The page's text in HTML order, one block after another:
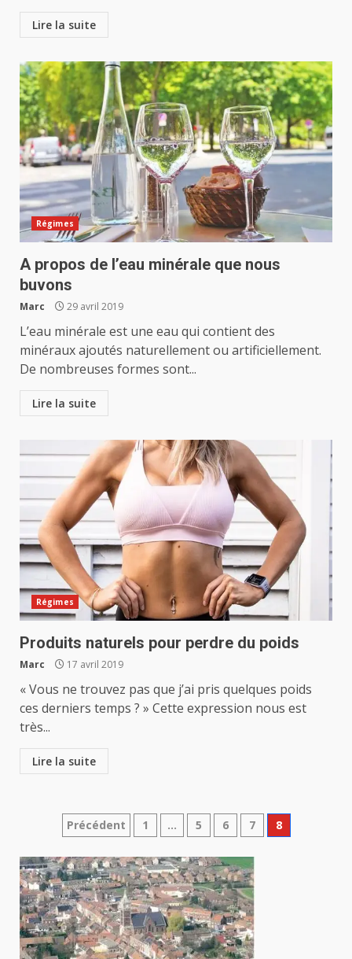
Lire la suite
Régimes
A propos de l’eau minérale que nous
buvons
Marc 29 avril 2019
L’eau minérale est une eau qui contient des
minéraux ajoutés naturellement ou artificiellement.
De nombreuses formes sont...
Lire la suite
Régimes
Produits naturels pour perdre du poids
Marc 17 avril 2019
« Vous ne trouvez pas que j’ai pris quelques poids
ces derniers temps ? » Cette expression nous est
très...
Lire la suite
Pagination
des
publications
Précédent 1 … 5 6 7 8